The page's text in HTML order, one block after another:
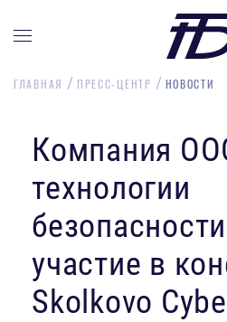
ГЛАВНАЯ ПРЕСС-ЦЕНТР НОВОСТИ
Компания
технологии
участие в
Skolkovo